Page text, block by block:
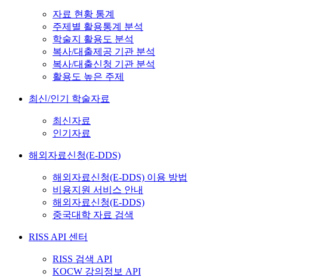
자료 현황 통계
주제별 활용통계 분석
학술지 활용도 분석
복사/대출제공 기관 분석
복사/대출신청 기관 분석
활용도 높은 주제
최신/인기 학술자료
최신자료
인기자료
해외자료신청(E-DDS)
해외자료신청(E-DDS) 이용 방법
비용지원 서비스 안내
해외자료신청(E-DDS)
중국대학 자료 검색
RISS API 센터
RISS 검색 API
KOCW 강의정보 API